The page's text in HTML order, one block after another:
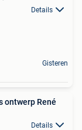
Details
Gisteren
Details